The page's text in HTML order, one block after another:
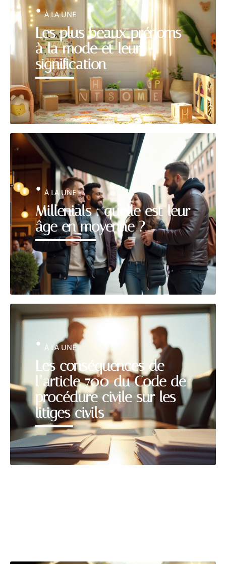
Les plus beaux prénoms
à la mode et leur
signification
À LA UNE
Millenials : quelle est leur
âge en moyenne ?
À LA UNE
Les conséquences de
l’article 700 du Code de
procédure civile sur les
litiges civils
À LA UNE